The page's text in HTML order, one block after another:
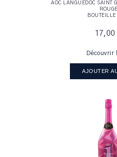
AOC LANGUEDOC SAINT
ROUGE
17,00
Découvrir
AJOUTER